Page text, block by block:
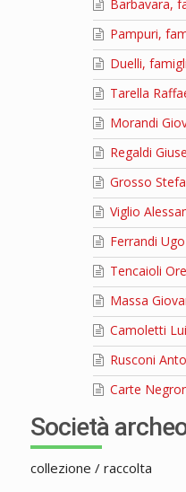
Barbavara,
Pampuri,
Duelli,
Tarella
Morandi
Regaldi
Grosso
Viglio
Ferrandi Ugo
Tencaioli
Massa
Camoletti
Rusconi
Carte
Società
collezione / raccolta